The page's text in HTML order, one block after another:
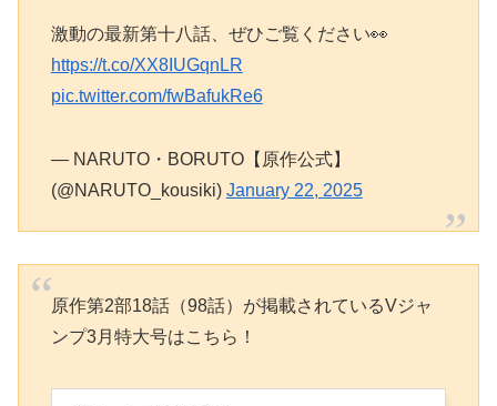
激動の最新第十八話、ぜひご覧ください👀
https://t.co/XX8IUGqnLR
pic.twitter.com/fwBafukRe6
— NARUTO・BORUTO【原作公式】
(@NARUTO_kousiki) January 22, 2025
原作第2部18話（98話）が掲載されているVジャ
ンプ3月特大号はこちら！